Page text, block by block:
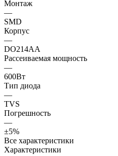
Монтаж
—
SMD
Корпус
—
DO214AA
Рассеиваемая мощность
—
600Вт
Тип диода
—
TVS
Погрешность
—
±5%
Все характеристики
Характеристики